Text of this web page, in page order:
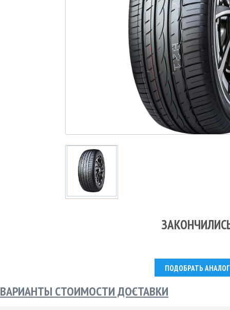
ПОДОБРАТЬ АНАЛОГ
ВАРИАНТЫ СТОИМОСТИ ДОСТАВКИ